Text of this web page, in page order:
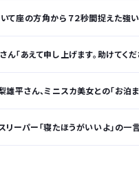
て座の方角から７２秒間捉えた強
「あえて申し上げます。助けてください
雄平さん、ミニスカ美女との「お泊
リーパー「寝たほうがいいよ」の一言